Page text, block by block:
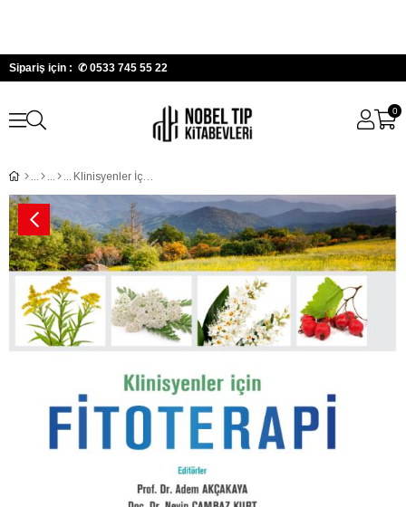
Sipariş için : ✆ 0533 745 55 22
0
Klinisyenler İçin Fitoterapi